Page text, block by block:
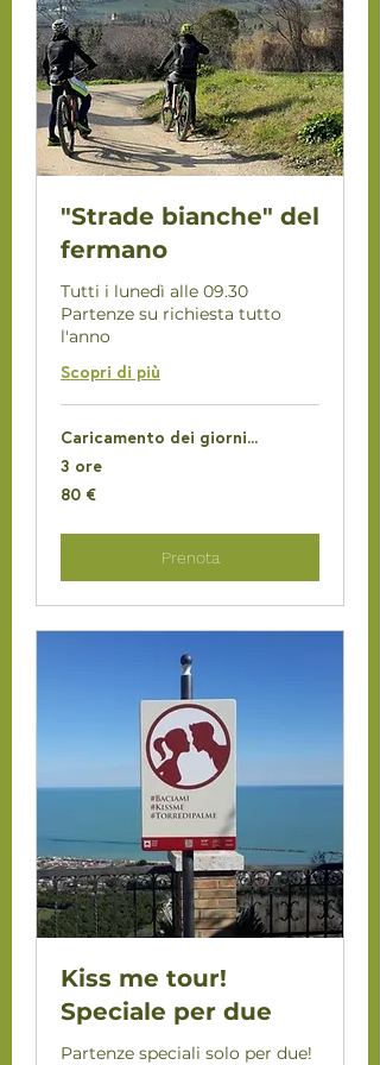
"Strade bianche" del
fermano
Tutti i lunedì alle 09.30
Partenze su richiesta tutto
l'anno
Scopri di più
Caricamento dei giorni...
3 ore
80
euro
80 €
Prenota
Kiss me tour!
Speciale per due
Partenze speciali solo per due!